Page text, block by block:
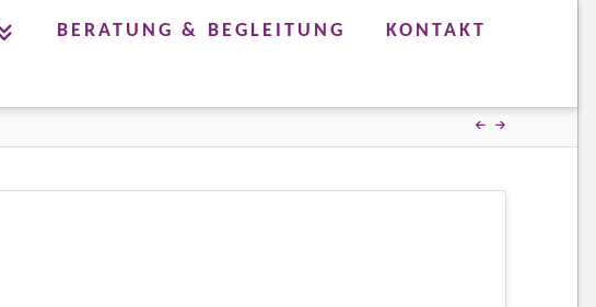
BERATUNG & BEGLEITUNG KONTAKT